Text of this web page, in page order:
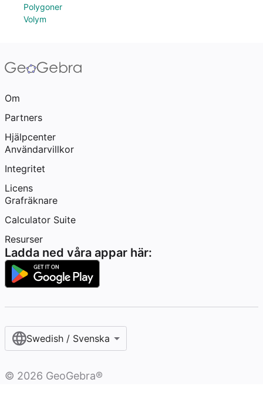
Polygoner
Volym
Om
Partners
Hjälpcenter
Användarvillkor
Integritet
Licens
Grafräknare
Calculator Suite
Resurser
Ladda ned våra appar här:
Swedish / Svenska‎
© 2026 GeoGebra®